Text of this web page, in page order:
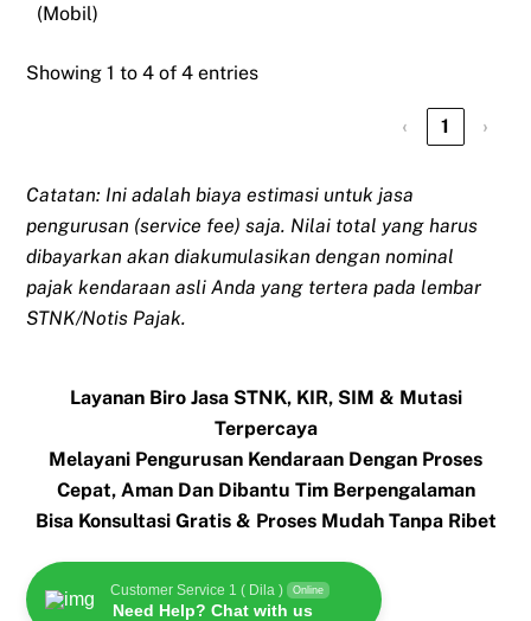
(Mobil)
Showing 1 to 4 of 4 entries
‹ 1 ›
Catatan: Ini adalah biaya estimasi untuk jasa
pengurusan (service fee) saja. Nilai total yang harus
dibayarkan akan diakumulasikan dengan nominal
pajak kendaraan asli Anda yang tertera pada lembar
STNK/Notis Pajak.
Layanan Biro Jasa STNK, KIR, SIM & Mutasi
Terpercaya
Melayani Pengurusan Kendaraan Dengan Proses
Cepat, Aman Dan Dibantu Tim Berpengalaman
Bisa Konsultasi Gratis & Proses Mudah Tanpa Ribet
Customer Service 1 ( Dila ) Online
Need Help? Chat with us